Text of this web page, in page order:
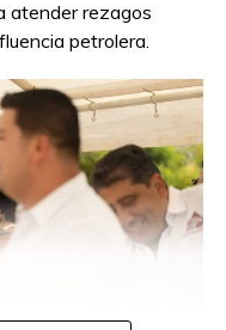
atender rezagos
petrolera.